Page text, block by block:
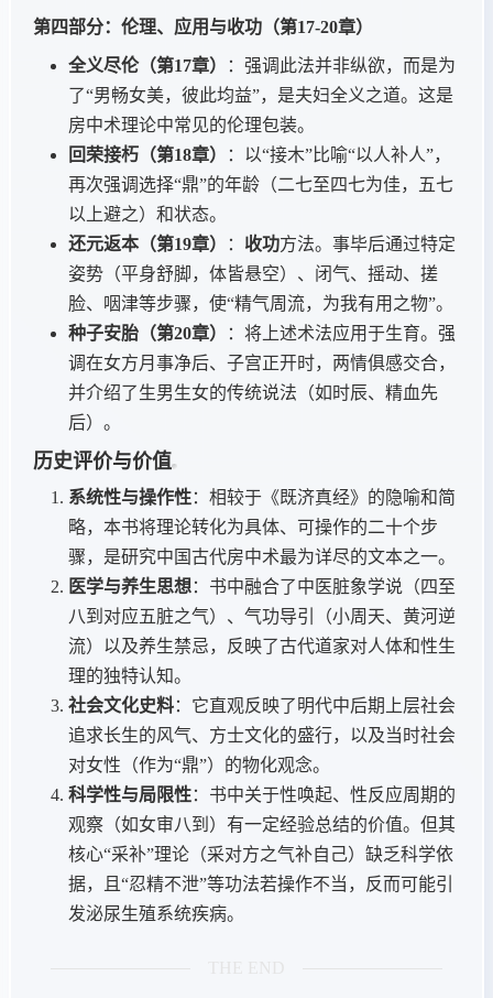
第四部分：伦理、应用与收功（第17-20章）
全义尽伦（第17章）
：强调此法并非纵欲，而是为
了“男畅女美，彼此均益”，是夫妇全义之道。这是
房中术理论中常见的伦理包装。
回荣接朽（第18章）
：以“接木”比喻“以人补人”，
再次强调选择“鼎”的年龄（二七至四七为佳，五七
以上避之）和状态。
还元返本（第19章）
： 收功方法。事毕后通过特定
姿势（平身舒脚，体皆悬空）、闭气、摇动、搓
脸、咽津等步骤，使“精气周流，为我有用之物”。
种子安胎（第20章）
：将上述术法应用于生育。强
调在女方月事净后、子宫正开时，两情俱感交合，
并介绍了生男生女的传统说法（如时辰、精血先
后）。
历史评价与价值
系统性与操作性：相较于《既济真经》的隐喻和简
略，本书将理论转化为具体、可操作的二十个步
骤，是研究中国古代房中术最为详尽的文本之一。
医学与养生思想：书中融合了中医脏象学说（四至
八到对应五脏之气）、气功导引（小周天、黄河逆
流）以及养生禁忌，反映了古代道家对人体和性生
理的独特认知。
社会文化史料：它直观反映了明代中后期上层社会
追求长生的风气、方士文化的盛行，以及当时社会
对女性（作为“鼎”）的物化观念。
科学性与局限性：书中关于性唤起、性反应周期的
观察（如女审八到）有一定经验总结的价值。但其
核心“采补”理论（采对方之气补自己）缺乏科学依
据，且“忍精不泄”等功法若操作不当，反而可能引
发泌尿生殖系统疾病。